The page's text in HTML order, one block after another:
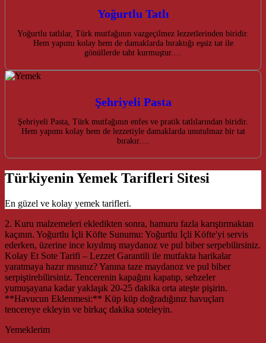
Yoğurtlu Tatlı
Yoğurtlu tatlılar, Türk mutfağının vazgeçilmez lezzetlerinden biridir.
Hem yapımı kolay hem de damaklarda bıraktığı eşsiz tat ile
gönüllerde taht kurmuştur.…
Şehriyeli Pasta
Şehriyeli Pasta, Türk mutfağının enfes ve pratik tatlılarından biridir.
Hem yapımı kolay hem de lezzetiyle damaklarda unutulmaz bir tat
bırakır.…
Türkiyenin Yemek Tarifleri Sitesi
En güzel ve kolay yemek tarifleri.
2. Kuru malzemeleri ekledikten sonra, hamuru fazla karıştırmaktan
kaçının. Yoğurtlu İçli Köfte Sunumu: Yoğurtlu İçli Köfte'yi servis
ederken, üzerine ince kıyılmış maydanoz ve pul biber serpebilirsiniz.
Kolay Et Sote Tarifi – Lezzet Garantili ile mutfakta harikalar
yaratmaya hazır mısınız? Yanına taze maydanoz ve pul biber
serpiştirebilirsiniz. Tencerenin kapağını kapatıp, sebzeler
yumuşayana kadar yaklaşık 20-25 dakika orta ateşte pişirin.
**Havucun Eklenmesi:** Küp küp doğradığınız havuçları
tencereye ekleyin ve birkaç dakika soteleyin.
Yemeklerim